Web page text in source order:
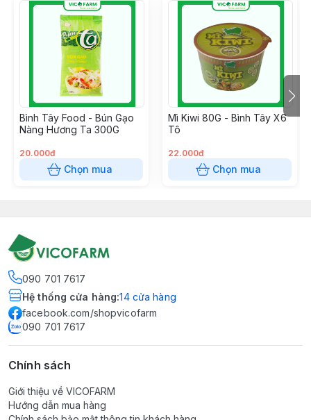
Bình Tây Food - Bún Gạo
Nàng Hương Ta 300G
20.000đ
Chọn mua
Mì Kiwi 80G - Bình Tây X6
Tô
22.000đ
Chọn mua
090 701 7617
Hệ thống cửa hàng:14 cửa hàng
facebook.com/shopvicofarm
090 701 7617
Chính sách
Giới thiệu về VICOFARM
Hướng dẫn mua hàng